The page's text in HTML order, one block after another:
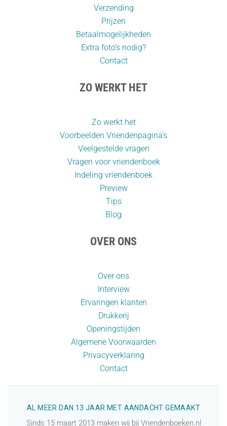
Verzending
Prijzen
Betaalmogelijkheden
Extra foto’s nodig?
Contact
ZO WERKT HET
Zo werkt het
Voorbeelden Vriendenpagina's
Veelgestelde vragen
Vragen voor vriendenboek
Indeling vriendenboek
Preview
Tips
Blog
OVER ONS
Over ons
Interview
Ervaringen klanten
Drukkerij
Openingstijden
Algemene Voorwaarden
Privacyverklaring
Contact
AL MEER DAN 13 JAAR MET AANDACHT GEMAAKT
Sinds 15 maart 2013 maken wij bij Vriendenboeken.nl